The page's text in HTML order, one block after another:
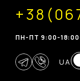
ПН-ПТ 9:00-18:00
UA